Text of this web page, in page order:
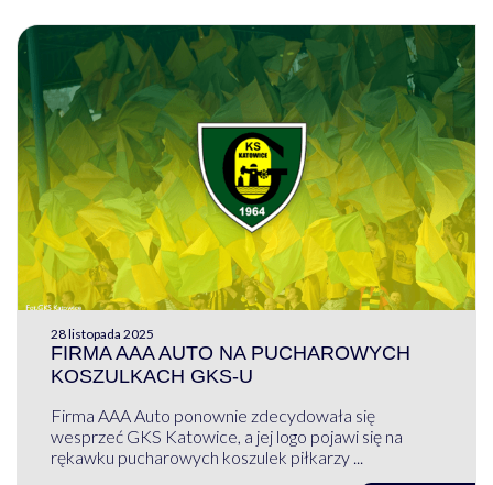
28 listopada 2025
FIRMA AAA AUTO NA PUCHAROWYCH
KOSZULKACH GKS-U
Firma AAA Auto ponownie zdecydowała się
wesprzeć GKS Katowice, a jej logo pojawi się na
rękawku pucharowych koszulek piłkarzy ...